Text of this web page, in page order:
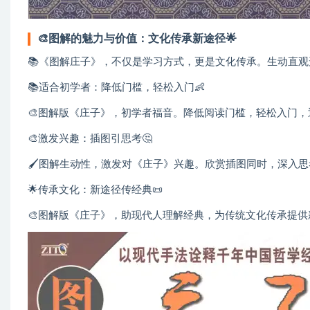
🎨图解的魅力与价值：文化传承新途径🌟
📚《图解庄子》，不仅是学习方式，更是文化传承。生动直
📚适合初学者：降低门槛，轻松入门👶
🎨图解版《庄子》，初学者福音。降低阅读门槛，轻松入门
🎨激发兴趣：插图引思考🤔
🖌️图解生动性，激发对《庄子》兴趣。欣赏插图同时，深入
🌟传承文化：新途径传经典📜
🎨图解版《庄子》，助现代人理解经典，为传统文化传承提